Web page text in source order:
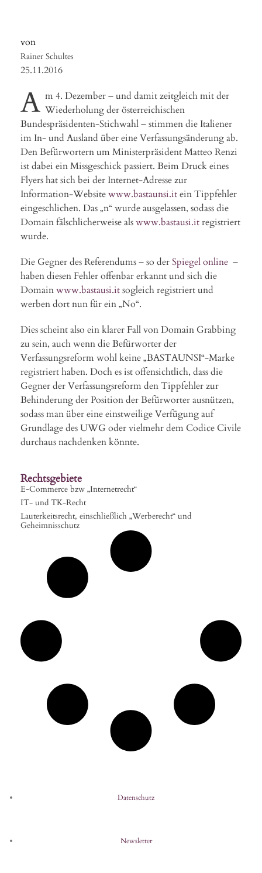
Rainer Schultes
25.11.2016
A m 4. Dezember – und damit zeitgleich mit der
Wiederholung der österreichischen
Bundespräsidenten-Stichwahl – stimmen die Italiener
im In- und Ausland über eine Verfassungsänderung ab.
Den Befürwortern um Ministerpräsident Matteo Renzi
ist dabei ein Missgeschick passiert. Beim Druck eines
Flyers hat sich bei der Internet-Adresse zur
Information-Websitewww.bastaunsi.itein Tippfehler
eingeschlichen. Das „n“ wurde ausgelassen, sodass die
Domain fälschlicherweise alswww.bastausi.itregistriert
wurde.
Die Gegner des Referendums – so derSpiegel online –
haben diesen Fehler offenbar erkannt und sich die
Domainwww.bastausi.itsogleich registriert und
werben dort nun für ein „No“.
Dies scheint also ein klarer Fall von Domain Grabbing
zu sein, auch wenn die Befürworter der
Verfassungsreform wohl keine „BASTAUNSI“-Marke
registriert haben. Doch es ist offensichtlich, dass die
Gegner der Verfassungsreform den Tippfehler zur
Behinderung der Position der Befürworter ausnützen,
sodass man über eine einstweilige Verfügung auf
Grundlage des UWG oder vielmehr dem Codice Civile
durchaus nachdenken könnte.
Rechtsgebiete
E-Commerce bzw „Internetrecht“
IT- und TK-Recht
Lauterkeitsrecht, einschließlich „Werberecht“ und
Geheimnisschutz
Datenschutz
Newsletter